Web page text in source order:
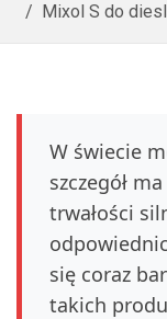
Mixol S do
W świecie
szczegół
trwałości
się coraz
takich